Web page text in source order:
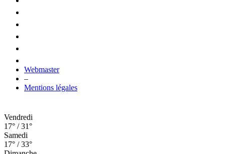
Webmaster
–
Mentions légales
Vendredi
17° / 31°
Samedi
17° / 33°